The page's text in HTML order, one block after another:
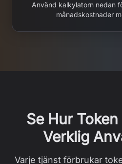
Använd kalkylatorn nedan
månadskostnader
Se Hur
Verklig
Varje tjänst förbrukar